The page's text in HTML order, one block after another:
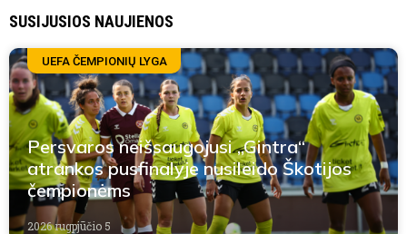
SUSIJUSIOS NAUJIENOS
UEFA ČEMPIONIŲ LYGA
Persvaros neišsaugojusi „Gintra“
atrankos pusfinalyje nusileido Škotijos
čempionėms
2026 rugpjūčio 5